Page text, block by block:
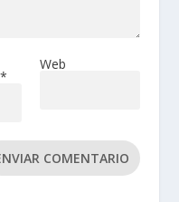
*
Web
COMENTARIO